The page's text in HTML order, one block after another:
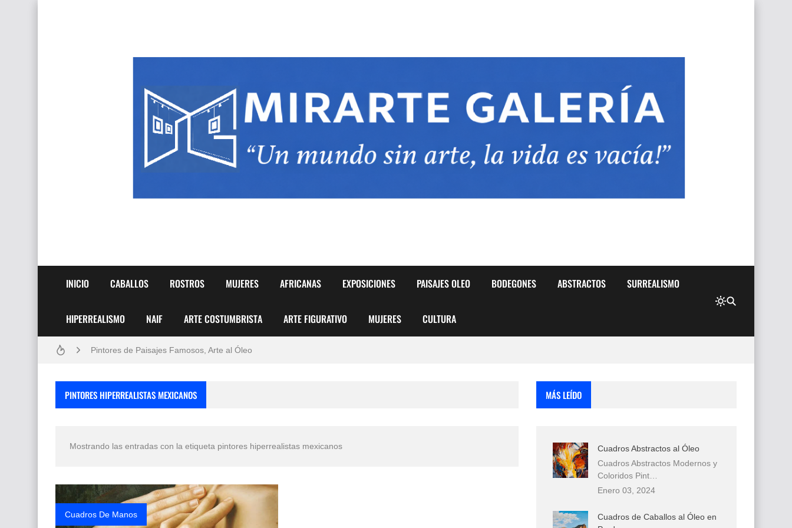
INICIO CABALLOS ROSTROS MUJERES AFRICANAS EXPOSICIONES PAISAJES OLEO BODEGONES ABSTRACTOS SURREALISMO
HIPERREALISMO NAIF ARTE COSTUMBRISTA ARTE FIGURATIVO MUJERES CULTURA
Frutas y Flores Para Colorear Imágenes
Pintores de Paisajes Famosos, Arte al Óleo
Rostros Bellos, La Perfección del Dibujo A Lápiz, Biryulina Vita
Fotos Artísticas de las Actrices de Hollywood Más Bellas del Mundo
PINTORES HIPERREALISTAS MEXICANOS
Mostrando las entradas con la etiqueta pintores hiperrealistas mexicanos
Cuadros De Manos
MÁS LEÍDO
Cuadros Abstractos al Óleo
Cuadros Abstractos Modernos y
Coloridos Pint…
Enero 03, 2024
Cuadros de Caballos al Óleo en